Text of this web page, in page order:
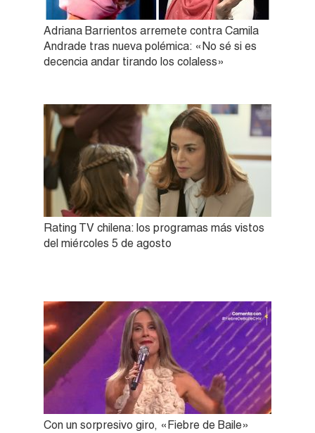
Adriana Barrientos arremete contra Camila
Andrade tras nueva polémica: «No sé si es
decencia andar tirando los colaless»
Rating TV chilena: los programas más vistos
del miércoles 5 de agosto
Con un sorpresivo giro, «Fiebre de Baile»